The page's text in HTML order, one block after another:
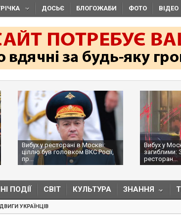
ДОСЬЄ БЛОГОЖАБИ ФОТО ВІДЕО
ресторані в Москві:
головком ВКС Росії,
Вибух у Москві з трьома
загиблими: ЗМІ пишуть,
ресторан...
ПОДІЇ СВІТ КУЛЬТУРА ЗНАННЯ
УКРАЇНЦІВ